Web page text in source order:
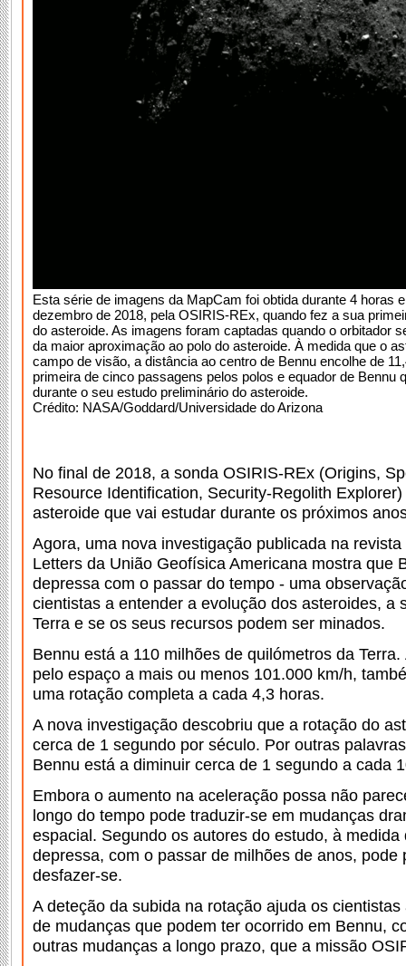
Esta série de imagens da MapCam foi obtida durante 4 horas
dezembro de 2018, pela OSIRIS-REx, quando fez a sua
do asteroide. As imagens foram captadas quando o orbitador
da maior aproximação ao polo do asteroide. À medida que o
campo de visão, a distância ao centro de Bennu encolhe de
primeira de cinco passagens pelos polos e equador de Bennu
durante o seu estudo preliminário do asteroide.
Crédito: NASA/Goddard/Universidade do Arizona
No final de 2018, a sonda OSIRIS-REx (Origins,
Resource Identification, Security-Regolith
asteroide que vai estudar durante os próximos
Agora, uma nova investigação publicada na
Letters da União Geofísica Americana mostra que
depressa com o passar do tempo - uma
cientistas a entender a evolução dos asteroides, a
Terra e se os seus recursos podem ser minados.
Bennu está a 110 milhões de quilómetros da
pelo espaço a mais ou menos 101.000 km/h,
uma rotação completa a cada 4,3 horas.
A nova investigação descobriu que a rotação do
cerca de 1 segundo por século. Por outras
Bennu está a diminuir cerca de 1 segundo a cada
Embora o aumento na aceleração possa não
longo do tempo pode traduzir-se em mudanças
espacial. Segundo os autores do estudo, à
depressa, com o passar de milhões de anos, pode
desfazer-se.
A deteção da subida na rotação ajuda os
de mudanças que podem ter ocorrido em Bennu,
outras mudanças a longo prazo, que a missão